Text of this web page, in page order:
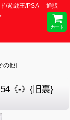
ド/遊戯王/PSA 通販
カート
の他]
《-》{旧裏}